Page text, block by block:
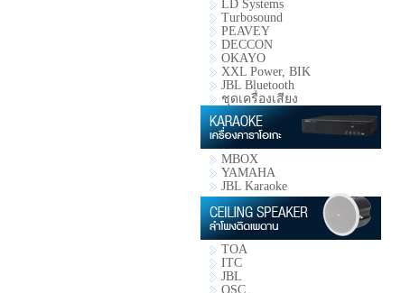
LD Systems
Turbosound
PEAVEY
DECCON
OKAYO
XXL Power, BIK
JBL Bluetooth
ชุดเครื่องเสียง
MBOX
YAMAHA
JBL Karaoke
TOA
ITC
JBL
QSC